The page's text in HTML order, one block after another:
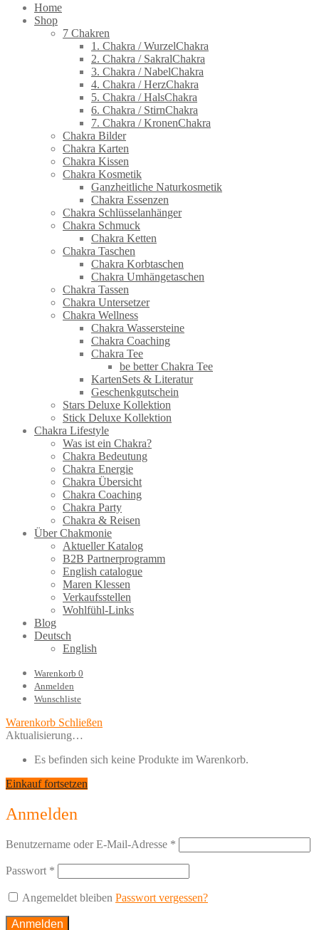
Home
Shop
7 Chakren
1. Chakra / WurzelChakra
2. Chakra / SakralChakra
3. Chakra / NabelChakra
4. Chakra / HerzChakra
5. Chakra / HalsChakra
6. Chakra / StirnChakra
7. Chakra / KronenChakra
Chakra Bilder
Chakra Karten
Chakra Kissen
Chakra Kosmetik
Ganzheitliche Naturkosmetik
Chakra Essenzen
Chakra Schlüsselanhänger
Chakra Schmuck
Chakra Ketten
Chakra Taschen
Chakra Korbtaschen
Chakra Umhängetaschen
Chakra Tassen
Chakra Untersetzer
Chakra Wellness
Chakra Wassersteine
Chakra Coaching
Chakra Tee
be better Chakra Tee
KartenSets & Literatur
Geschenkgutschein
Stars Deluxe Kollektion
Stick Deluxe Kollektion
Chakra Lifestyle
Was ist ein Chakra?
Chakra Bedeutung
Chakra Energie
Chakra Übersicht
Chakra Coaching
Chakra Party
Chakra & Reisen
Über Chakmonie
Aktueller Katalog
B2B Partnerprogramm
English catalogue
Maren Klessen
Verkaufsstellen
Wohlfühl-Links
Blog
Deutsch
English
Warenkorb 0
Anmelden
Wunschliste
Warenkorb Schließen
Aktualisierung…
Es befinden sich keine Produkte im Warenkorb.
Einkauf fortsetzen
Anmelden
Benutzername oder E-Mail-Adresse *
Passwort *
Angemeldet bleiben Passwort vergessen?
Anmelden